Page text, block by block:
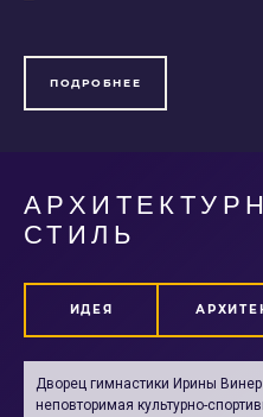
ПОДРОБНЕЕ
СТИЛЬ
ИДЕЯ
Дворец гимнастики Ирины
неповторимая культурно-